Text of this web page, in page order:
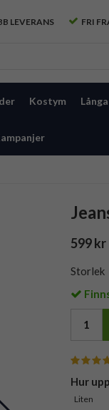
LEVERANS FRI
Kostym
599 kr
Storlek
Hur
Liten